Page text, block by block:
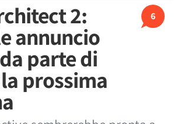
6
2:
annuncio
parte di
prossima